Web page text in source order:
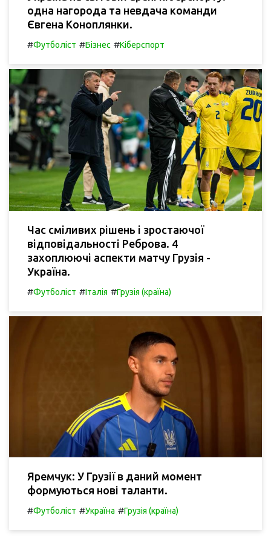
одна нагорода та невдача команди
Євгена Коноплянки.
#Футболіст #Бізнес #Кіберспорт
Час сміливих рішень і зростаючої
відповідальності Реброва. 4
захоплюючі аспекти матчу Грузія -
Україна.
#Футболіст #Італія #Грузія (країна)
Яремчук: У Грузії в даний момент
формуються нові таланти.
#Футболіст #Україна #Грузія (країна)